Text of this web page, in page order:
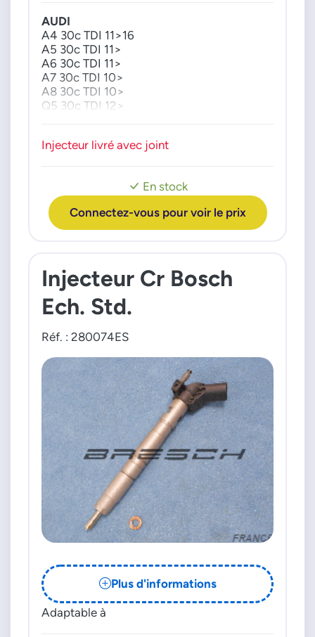
En stock
Connectez-vous pour voir le prix
AUDI
A4 30c TDI 11>16
A5 30c TDI 11>
A6 30c TDI 11>
A7 30c TDI 10>
A8 30c TDI 10>
Q5 30c TDI 12>
Injecteur livré avec joint
Injecteur Cr Bosch
Ech. Std.
Réf. : 280074ES
Plus d'informations
Adaptable à